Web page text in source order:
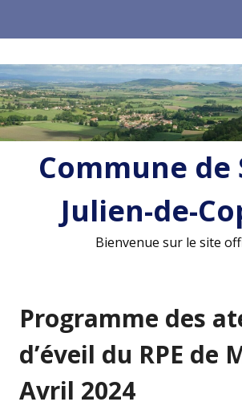
Commune de
Julien-de-
Bienvenue sur le site
Programme des
d’éveil du RPE de
Avril 2024